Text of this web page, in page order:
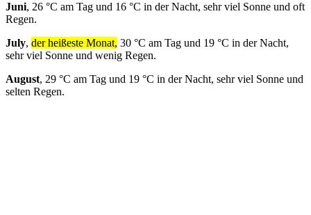
Juni, 26 °C am Tag und 16 °C in der Nacht, sehr viel Sonne und oft
Regen.
July, der heißeste Monat, 30 °C am Tag und 19 °C in der Nacht,
sehr viel Sonne und wenig Regen.
August, 29 °C am Tag und 19 °C in der Nacht, sehr viel Sonne und
selten Regen.